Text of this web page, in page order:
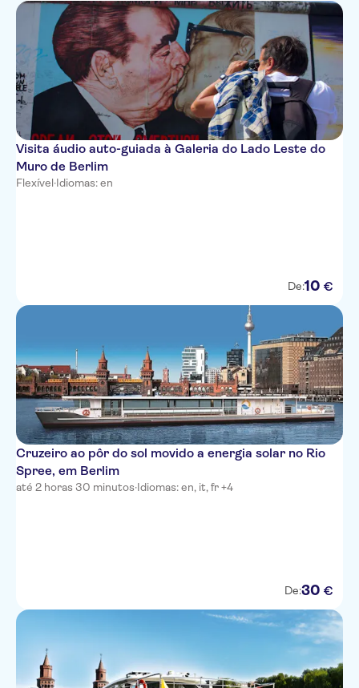
Visita áudio auto-guiada à Galeria do Lado Leste do
Muro de Berlim
Flexível·Idiomas: en
De:10 €
Cruzeiro ao pôr do sol movido a energia solar no Rio
Spree, em Berlim
até 2 horas 30 minutos·Idiomas: en, it, fr +4
De:30 €